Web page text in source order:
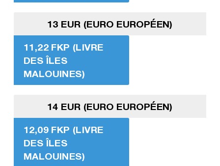
13 EUR (EURO EUROPÉEN)
11,22 FKP (LIVRE
DES ÎLES
MALOUINES)
14 EUR (EURO EUROPÉEN)
12,09 FKP (LIVRE
DES ÎLES
MALOUINES)